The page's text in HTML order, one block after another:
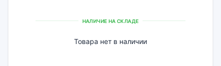
НАЛИЧИЕ НА СКЛАДЕ
Товара нет в наличии